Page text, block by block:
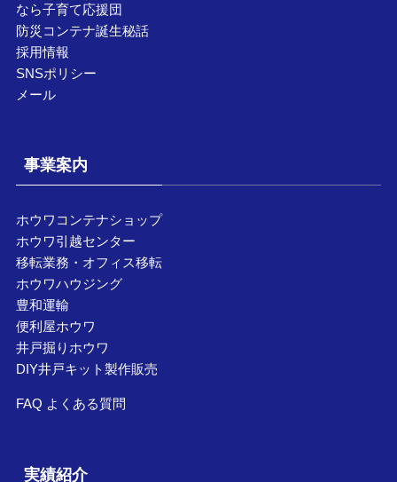
なら子育て応援団
防災コンテナ誕生秘話
採用情報
SNSポリシー
メール
事業案内
ホウワコンテナショップ
ホウワ引越センター
移転業務・オフィス移転
ホウワハウジング
豊和運輸
便利屋ホウワ
井戸掘りホウワ
DIY井戸キット製作販売
FAQ よくある質問
実績紹介